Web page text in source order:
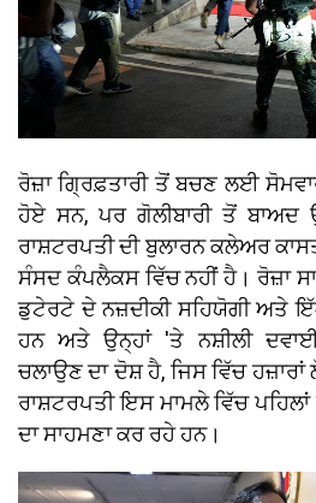
ਰੋਜ਼ਾ ਗ੍ਰਿਫ਼ਤਾਰੀ ਤੋਂ ਬਚਣ ਲਈ
ਹੋਏ ਸਨ, ਪਰ ਗੋਲੀਬਾਰੀ ਤੋਂ
ਰਾਸ਼ਟਰਪਤੀ ਦੀ ਬੁਲਾਰਨ ਕਲੇਅਰ
ਸੰਸਦ ਕੰਪਲੈਕਸ ਵਿੱਚ ਨਹੀਂ ਹੈ। ਰੋਜ਼ਾ
ਡੁਟੇਰਟੇ ਦੇ ਨਜ਼ਦੀਕੀ ਸਹਿਯੋਗੀ ਅਤੇ
ਹਨ ਅਤੇ ਉਨ੍ਹਾਂ 'ਤੇ ਨਸ਼ੀਲੀ
ਚਲਾਉਣ ਦਾ ਦੋਸ਼ ਹੈ, ਜਿਸ ਵਿੱਚ
ਰਾਸ਼ਟਰਪਤੀ ਇਸ ਮਾਮਲੇ ਵਿੱਚ
ਦਾ ਸਾਹਮਣਾ ਕਰ ਰਹੇ ਹਨ।